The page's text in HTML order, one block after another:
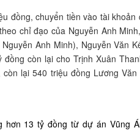
đồng, chuyển tiền vào tài khoản
chỉ đạo của Nguyễn Anh
Anh Minh), Nguyễn Văn
còn lại cho Trịnh Xuân
lại 540 triệu đồng Lương